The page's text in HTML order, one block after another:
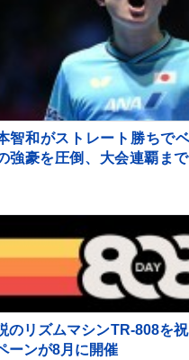
智和がストレート勝ちで
強豪を圧倒、大会連覇ま
のリズムマシンTR-808を
ーンが8月に開催